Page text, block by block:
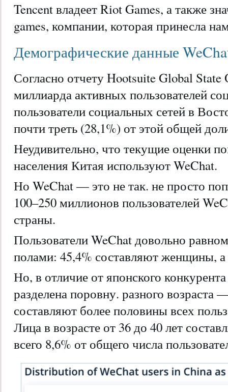
Tencent владеет Riot Games, а также
games, компании, которая принесла
Демографические данные
Согласно отчету Hootsuite Global
миллиарда активных пользователей
пользователи социальных сетей в
почти треть (28,1%) от этой общей
Неудивительно, что текущие оценки
населения Китая используют WeChat.
Но WeChat — это не так. не просто
100–250 миллионов пользователей
страны.
Пользователи WeChat довольно
полами: 45,4% составляют женщины,
Но, в отличие от японского
разделена поровну. разного
составляют более половины всех
Лица в возрасте от 36 до 40 лет
всего 8,6% от общего числа